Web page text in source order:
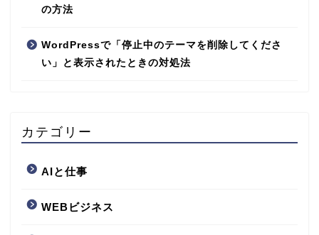
の方法
WordPressで「停止中のテーマを削除してくださ
い」と表示されたときの対処法
カテゴリー
AIと仕事
WEBビジネス